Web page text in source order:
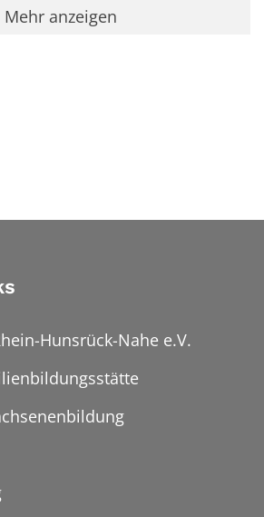
Mehr anzeigen
Hunsrück-Nahe e.V.